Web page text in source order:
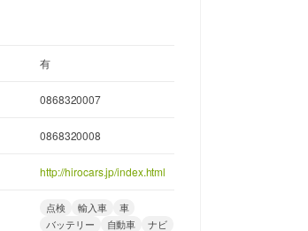
有
0868320007
0868320008
http://hirocars.jp/index.html
点検 輸入車
車
バッテリー
自動車
ナビ